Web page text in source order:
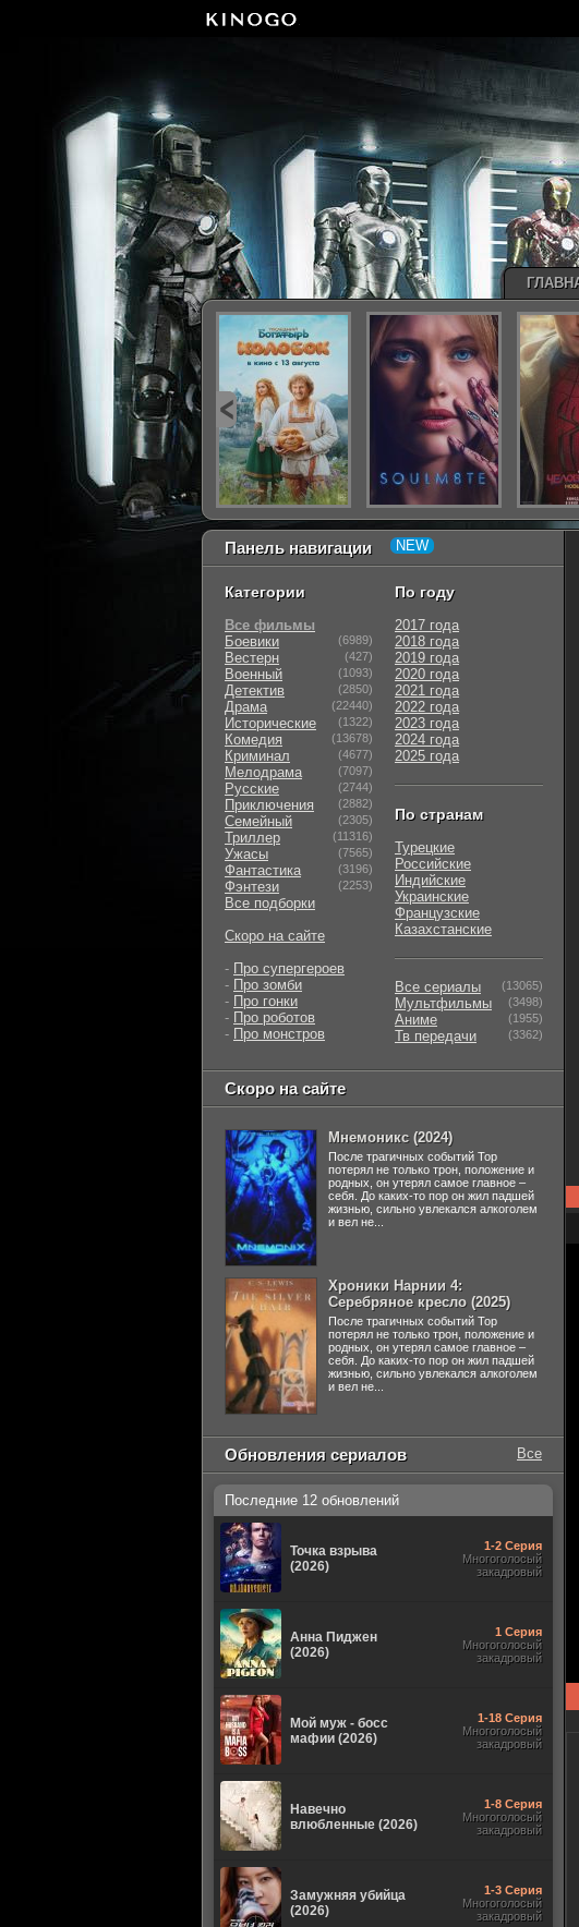
Панель навигации
Категории
Все фильмы
Боевики
(6989)
Вестерн (427)
Военный (1093)
Детектив (2850)
Драма (22440)
Исторические (1322)
Комедия (13678)
Криминал (4677)
Мелодрама (7097)
Русские (2744)
Приключения (2882)
Семейный (2305)
Триллер (11316)
Ужасы (7565)
Фантастика (3196)
Фэнтези (2253)
Все подборки
Скоро на сайте
- Про супергероев
- Про зомби
- Про гонки
- Про роботов
- Про монстров
По году
2017 года
2018 года
2019 года
2020 года
2021 года
2022 года
2023 года
2024 года
2025 года
По странам
Турецкие
Российские
Индийские
Украинские
Французские
Казахстанские
Все сериалы (13065)
Мультфильмы (3498)
Аниме (1955)
Тв передачи (3362)
Скоро на сайте
Мнемоникс (2024)
После трагичных событий Тор
потерял не только трон, положение и
родных, он утерял самое главное –
себя. До каких-то пор он жил падшей
жизнью, сильно увлекался алкоголем
и вел не...
Хроники Нарнии 4:
Серебряное кресло (2025)
После трагичных событий Тор
потерял не только трон, положение и
родных, он утерял самое главное –
себя. До каких-то пор он жил падшей
жизнью, сильно увлекался алкоголем
и вел не...
Обновления сериалов Все
Последние 12 обновлений
Точка взрыва
(2026)
1-2 Серия
Многоголосый
закадровый
Анна Пиджен
(2026)
1 Серия
Многоголосый
закадровый
Мой муж - босс
мафии (2026)
1-18 Серия
Многоголосый
закадровый
Навечно
влюбленные (2026)
1-8 Серия
Многоголосый
закадровый
Замужняя убийца
(2026)
1-3 Серия
Многоголосый
закадровый